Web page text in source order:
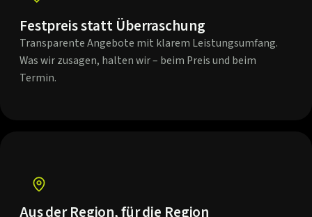
Festpreis statt Überraschung
Transparente Angebote mit klarem Leistungsumfang.
Was wir zusagen, halten wir – beim Preis und beim
Termin.
Aus der Region, für die Region